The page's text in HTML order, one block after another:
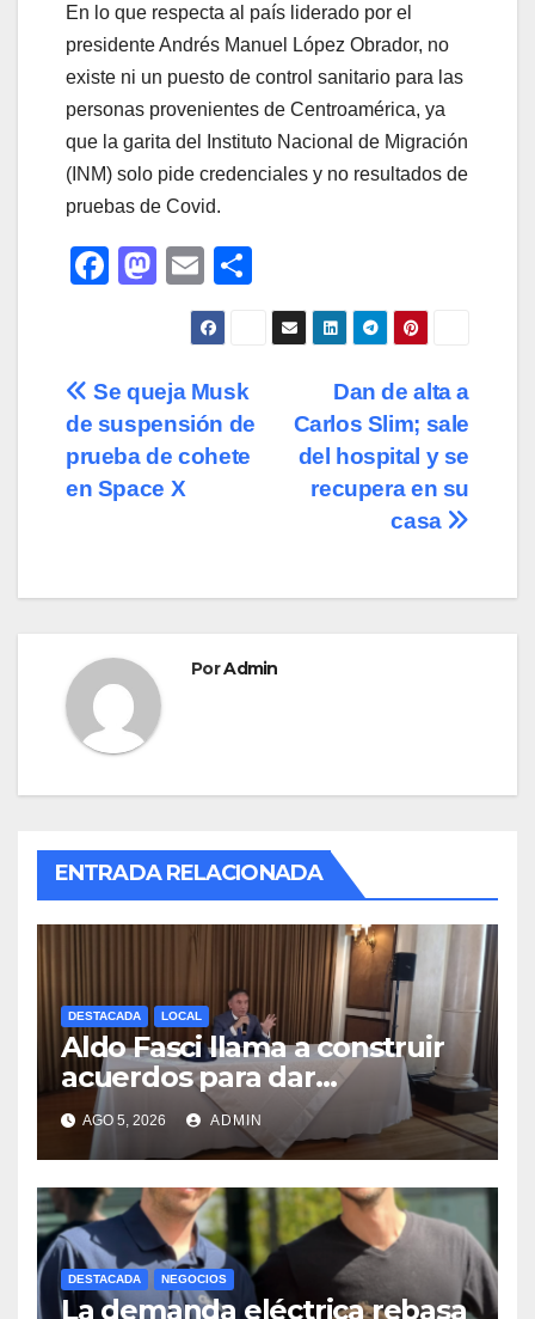
En lo que respecta al país liderado por el
presidente Andrés Manuel López Obrador, no
existe ni un puesto de control sanitario para las
personas provenientes de Centroamérica, ya
que la garita del Instituto Nacional de Migración
(INM) solo pide credenciales y no resultados de
pruebas de Covid.
F
e
b
o
o
M
o
d
o
n
E
m
ail
o
m
ar
Navegación
de
entradas
Dan de alta a
Carlos Slim; sale
del hospital y se
recupera en su
casa
Se queja Musk
de suspensión de
prueba de cohete
en Space X
PorAdmin
ENTRADA RELACIONADA
DESTACADA LOCAL
Aldo Fasci llama a construir
acuerdos para dar
gobernabilidad a Nuevo
León
AGO 5, 2026 ADMIN
DESTACADA NEGOCIOS
La demanda eléctrica rebasa